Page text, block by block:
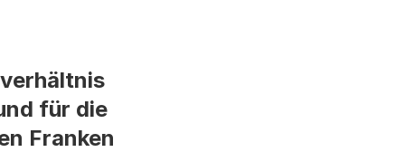
für die
Franken